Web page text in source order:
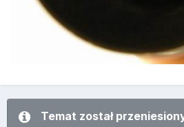
Temat został